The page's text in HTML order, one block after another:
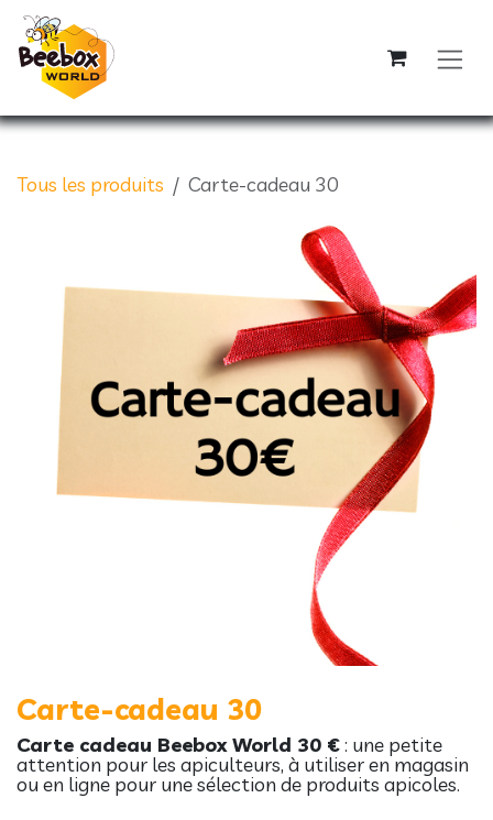
Se rendre au contenu
Tous les produits Carte-cadeau 30
Carte-cadeau 30
Carte cadeau Beebox World 30 €: une petite
attention pour les apiculteurs, à utiliser en magasin
ou en ligne pour une sélection de produits apicoles.